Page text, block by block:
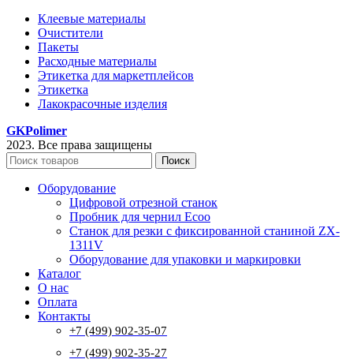
Клеевые материалы
Очистители
Пакеты
Расходные материалы
Этикетка для маркетплейсов
Этикетка
Лакокрасочные изделия
GKPolimer
2023. Все права защищены
Поиск
Оборудование
Цифровой отрезной станок
Пробник для чернил Ecoo
Станок для резки с фиксированной станиной ZX-
1311V
Оборудование для упаковки и маркировки
Каталог
О нас
Оплата
Контакты
+7 (499) 902-35-07
+7 (499) 902-35-27